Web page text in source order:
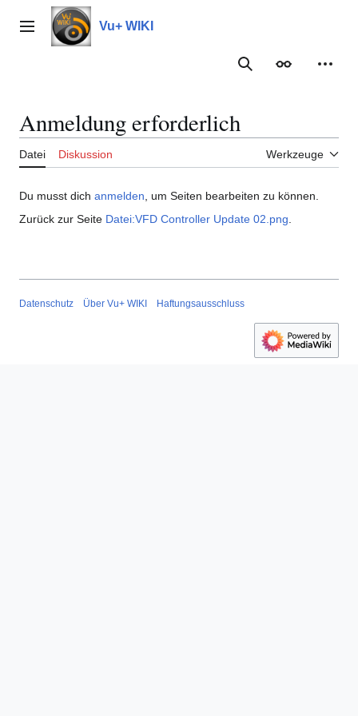
Inhalt
springenHauptmenü Vu+ WIKI
Suche
Anmeldung erforderlich
Datei Diskussion Werkzeuge
Du musst dich anmelden , um Seiten bearbeiten zu können.
Zurück zur Seite Datei:VFD Controller Update 02.png
Datenschutz Über Vu+ WIKI Haftungsausschluss